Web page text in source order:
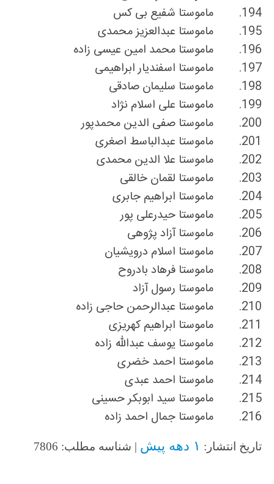
194.
ماموستا شفیع بی کس
195.
ماموستا عبدالعزیز محمدی
196.
ماموستا محمد امین عیسی زاده
197.
ماموستا اسفندیار ابراهیمی
198.
ماموستا سلیمان صادقی
199.
ماموستا على اسلام نژاد
200.
ماموستا صفی الدین محمدپور
201.
ماموستا عبدالباسط اصغری
202.
ماموستا علا الدین محمدی
203.
ماموستا لقمان خالقی
204.
ماموستا ابراهیم جابری
205.
ماموستا حیدرعلی پور
206.
ماموستا آزاد پژوهی
207.
ماموستا اسلام درویشیان
208.
ماموستا فرهاد بادروح
209.
ماموستا رسول آزاد
210.
ماموستا عبدالرحمن حاجی زاده
211.
ماموستا ابراهیم کهریزی
212.
ماموستا یوسف عبدالله زاده
213.
ماموستا احمد خضرى
214.
ماموستا احمد عبدى
215.
ماموستا سید ابوبکر حسینى
216.
ماموستا جمال احمد زاده
تاریخ انتشار: ۱ دهه پیش | شناسه مطلب: 7806